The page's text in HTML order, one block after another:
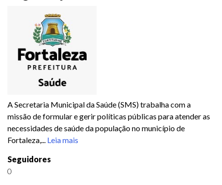
A Secretaria Municipal da Saúde (SMS) trabalha com a
missão de formular e gerir políticas públicas para atender as
necessidades de saúde da população no município de
Fortaleza,... Leia mais
Seguidores
0